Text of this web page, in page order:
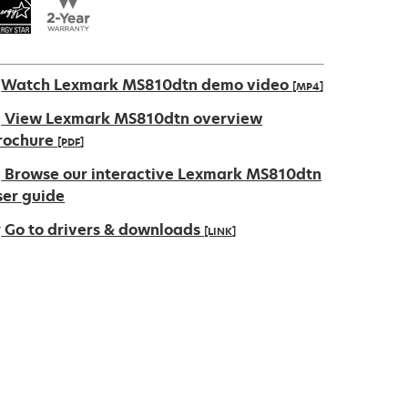
Watch Lexmark MS810dtn demo video [MP4]
View Lexmark MS810dtn overview
[PDF]
Browse our interactive Lexmark MS810dtn
guide
Go to drivers & downloads [LINK]